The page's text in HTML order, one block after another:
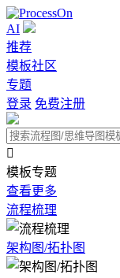
AI
推荐
模板社区
专题
登录 免费注册

模板专题
查看更多
流程梳理
架构图/拓扑图